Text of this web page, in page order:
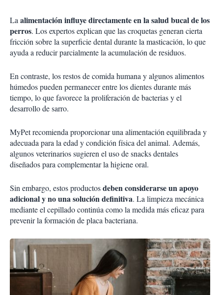
Laalimentación influye directamente en la salud bucal de los
perros. Los expertos explican que las croquetas generan cierta
fricción sobre la superficie dental durante la masticación, lo que
ayuda a reducir parcialmente la acumulación de residuos.
En contraste, los restos de comida humana y algunos alimentos
húmedos pueden permanecer entre los dientes durante más
tiempo, lo que favorece la proliferación de bacterias y el
desarrollo de sarro.
MyPet recomienda proporcionar una alimentación equilibrada y
adecuada para la edad y condición física del animal. Además,
algunos veterinarios sugieren el uso de snacks dentales
diseñados para complementar la higiene oral.
Sin embargo, estos productosdeben considerarse un apoyo
adicional y no una solución definitiva. La limpieza mecánica
mediante el cepillado continúa como la medida más eficaz para
prevenir la formación de placa bacteriana.